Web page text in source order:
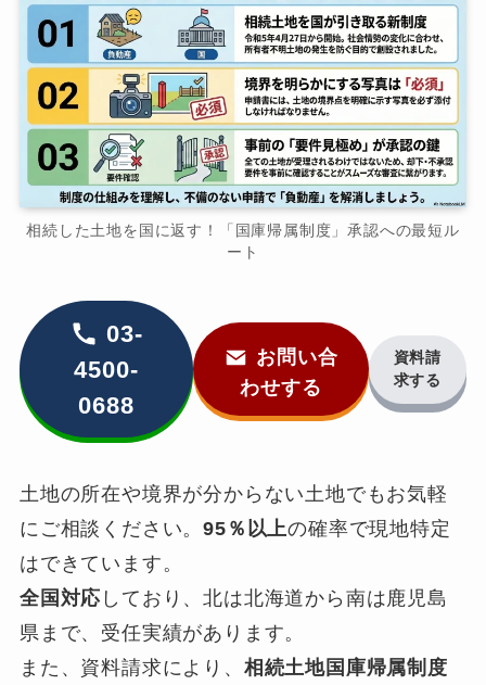
相続した土地を国に返す！「国庫帰属制度」承認への最短ル
ート
03-
4500-
0688
お問い合
わせする
資料請
求する
土地の所在や境界が分からない土地でもお気軽
にご相談ください。95％以上の確率で現地特定
はできています。
全国対応 しており、北は北海道から南は鹿児島
県まで、受任実績があります。
また、資料請求により、 相続土地国庫帰属制度